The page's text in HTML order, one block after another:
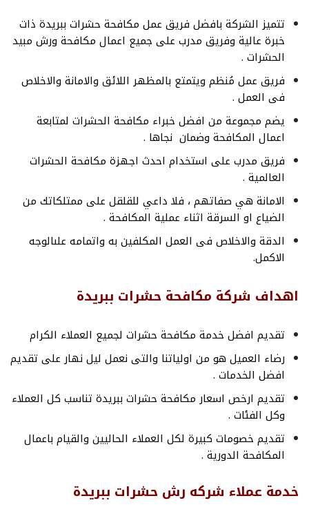
تتميز الشركة بافضل فريق عمل مكافحة حشرات ببريدة ذات
خبرة عالية وفريق مدرب على جميع اعمال مكافحة ورش مبيد
الحشرات .
فريق عمل مُنظم ويتمتع بالمظهر اللائق والامانة والاخلاص
فى العمل .
يضم مجموعة من افضل خبراء مكافحة الحشرات لمتابعة
اعمال المكافحة وضمان نجاها .
فريق مدرب على استخدام احدث اجهزة مكافحة الحشرات
العالمية .
الامانة هي صفاتهم ، فلا داعي للقلقل على ممتلكاتك من
الضياع او السرقة اثناء عملية المكافحة .
الدقة والاخلاص فى العمل المكلفين به واتمامه علىالوجه
الاكمل.
اهداف شركة مكافحة حشرات ببريدة
تقديم افضل خدمة مكافحة حشرات لجميع العملاء الكرام
رضاء العميل هو من اولياتنا والتى نعمل ليل نهار على تقديم
افضل الخدمات .
تقديم ارخص اسعار مكافحة حشرات ببريدة تناسب كل العملاء
وكل الفئات .
تقديم خصومات كبيرة لكل العملاء الحاليين والقيام باعمال
المكافحة الدورية .
خدمة عملاء شركه رش حشرات ببريدة